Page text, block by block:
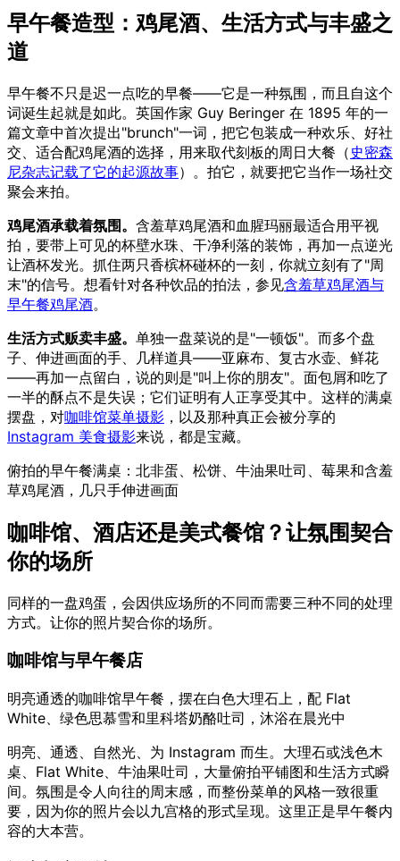
早午餐造型：鸡尾酒、生活方式与丰盛之
道
早午餐不只是迟一点吃的早餐——它是一种氛围，而且自这个
词诞生起就是如此。英国作家 Guy Beringer 在 1895 年的一
篇文章中首次提出"brunch"一词，把它包装成一种欢乐、好社
交、适合配鸡尾酒的选择，用来取代刻板的周日大餐（ 史密森
尼杂志记载了它的起源故事）。拍它，就要把它当作一场社交
聚会来拍。
鸡尾酒承载着氛围。 含羞草鸡尾酒和血腥玛丽最适合用平视
拍，要带上可见的杯壁水珠、干净利落的装饰，再加一点逆光
让酒杯发光。抓住两只香槟杯碰杯的一刻，你就立刻有了"周
末"的信号。想看针对各种饮品的拍法，参见含羞草鸡尾酒与
早午餐鸡尾酒。
生活方式贩卖丰盛。 单独一盘菜说的是"一顿饭"。而多个盘
子、伸进画面的手、几样道具——亚麻布、复古水壶、鲜花
——再加一点留白，说的则是"叫上你的朋友"。面包屑和吃了
一半的酥点不是失误；它们证明有人正享受其中。这样的满桌
摆盘，对咖啡馆菜单摄影 ，以及那种真正会被分享的
Instagram 美食摄影来说，都是宝藏。
俯拍的早午餐满桌：北非蛋、松饼、牛油果吐司、莓果和含羞
草鸡尾酒，几只手伸进画面
咖啡馆、酒店还是美式餐馆？让氛围契合
你的场所
同样的一盘鸡蛋，会因供应场所的不同而需要三种不同的处理
方式。让你的照片契合你的场所。
咖啡馆与早午餐店
明亮通透的咖啡馆早午餐，摆在白色大理石上，配 Flat
White、绿色思慕雪和里科塔奶酪吐司，沐浴在晨光中
明亮、通透、自然光、为 Instagram 而生。大理石或浅色木
桌、Flat White、牛油果吐司，大量俯拍平铺图和生活方式瞬
间。氛围是令人向往的周末感，而整份菜单的风格一致很重
要，因为你的照片会以九宫格的形式呈现。这里正是早午餐内
容的大本营。